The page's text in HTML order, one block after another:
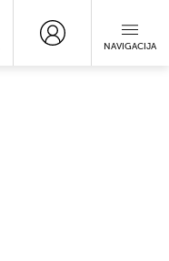
NAVIGACIJA